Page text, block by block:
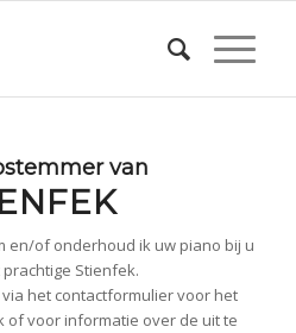
van
en/of onderhoud ik uw piano bij u
Stienfek.
het contactformulier voor het
of voor informatie over de uit te